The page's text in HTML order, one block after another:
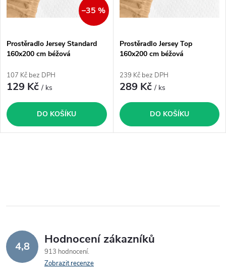
p
r
o
d
u
ů
s
p
r
o
d
u
ů
–35 %
Prostěradlo Jersey Standard
160x200 cm béžová
107 Kč bez DPH
129 Kč/ ks
DO KOŠÍKU
Prostěradlo Jersey Top
160x200 cm béžová
239 Kč bez DPH
289 Kč/ ks
DO KOŠÍKU
l
d
a
4,8 Hodnocení zákazníků
913 hodnocení
Zobrazit recenze